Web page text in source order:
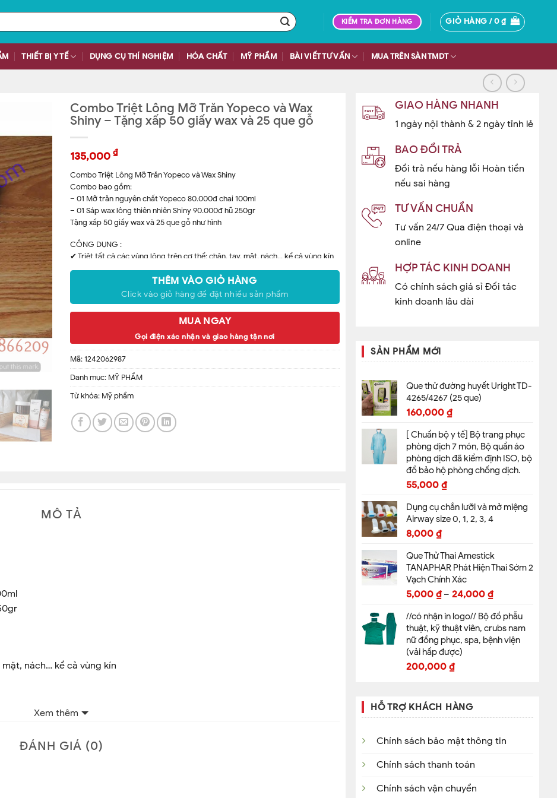
KIỂM TRA ĐƠN HÀNG GIỎ HÀNG /0₫
THIẾT BỊ Y TẾ DỤNG CỤ THÍ NGHIỆM HÓA CHẤT MỸ PHẨM BÀI VIẾT TƯ VẤN MUA TRÊN SÀN TMDT
GIAO HÀNG NHANH
1 ngày nội thành & 2 ngày tỉnh lẻ
BAO ĐỔI TRẢ
Đổi trả nếu hàng lỗi Hoàn tiền
nếu sai hàng
TƯ VẤN CHUẨN
Tư vấn 24/7 Qua điện thoại và
online
HỢP TÁC KINH DOANH
Có chính sách giá sỉ Đối tác
kinh doanh lâu dài
SẢN PHẨM MỚI
Que thử đường huyết Uright TD-
4265/4267 (25 que)
160,000 ₫
[ Chuẩn bộ y tế] Bộ trang phục
phòng dịch 7 món, Bộ quần áo
phòng dịch đã kiểm định ISO, bộ
đồ bảo hộ phòng chống dịch.
55,000 ₫
Dụng cụ chắn lưỡi và mở miệng
Airway size 0, 1, 2, 3, 4
8,000 ₫
Que Thử Thai Amestick
TANAPHAR Phát Hiện Thai Sớm 2
Vạch Chính Xác
5,000 ₫– 24,000 ₫
//có nhận in logo// Bộ đồ phẫu
thuật, kỹ thuật viên, crubs nam
nữ đồng phục, spa, bệnh viện
(vải hấp được)
200,000 ₫
HỖ TRỢ KHÁCH HÀNG
Chính sách bảo mật thông tin
Chính sách thanh toán
Chính sách vận chuyển
Combo Triệt Lông Mỡ Trăn Yopeco và Wax
Shiny – Tặng xấp 50 giấy wax và 25 que gỗ
135,000 ₫
Combo Triệt Lông Mỡ Trăn Yopeco và Wax Shiny
Combo bao gồm:
– 01 Mỡ trăn nguyên chất Yopeco 80.000đ chai 100ml
– 01 Sáp wax lông thiên nhiên Shiny 90.000đ hũ 250gr
Tặng xấp 50 giấy wax và 25 que gỗ như hình
CÔNG DỤNG :
✔ Triệt tất cả các vùng lông trên cơ thể: chân, tay, mặt, nách… kể cả vùng kín
✔ Se khít lỗ chân lông.
✔ Chống nhăn cực mạnh, căng da đẹp, da khoẻ.
✔ Chữa da khô, da nứt nẻ
✔ Chữa nước ăn chân tay
✔ Chữa bỏng
THÊM VÀO GIỎ HÀNG
Click vào giỏ hàng để đặt nhiều sản phẩm
MUA NGAY
Gọi điện xác nhận và giao hàng tận nơi
Mã:1242062987
Danh mục: MỸ PHẨM
Từ khóa: Mỹ phẩm
MÔ TẢ
nách… kể cả vùng kín
Xem thêm
ĐÁNH GIÁ (0)